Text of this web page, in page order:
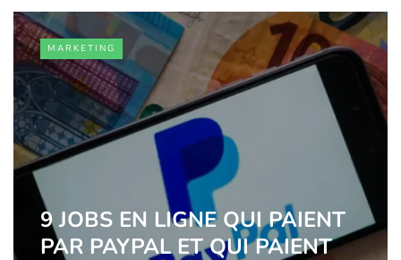
MARKETING
9 JOBS EN LIGNE QUI PAIENT
PAR PAYPAL ET QUI PAIENT